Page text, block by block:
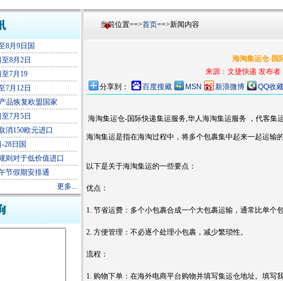
8月9日国
8月2日
至7月19
7月12日
品恢复欧盟国家
7月5日
消150欧元进口
28日国
则对于低价值进口
节假期安排通
更多...
当前位置==>首页==>新闻内容
海淘集运仓-国
来源：文捷快递 发布者
分享到：
百度搜藏 MSN 新浪微博 QQ收藏
海淘集运仓-国际快递集运服务,华人海淘集运服务 ，代客集
海淘集运是指在海淘过程中，将多个包裹集中起来一起运输的
以下是关于海淘集运的一些要点：
优点：
1. 节省运费：多个小包裹合成一个大包裹运输，通常比单个
2. 方便管理：不必逐个处理小包裹，减少繁琐性。
流程：
1. 购物下单：在海外电商平台购物并填写集运仓地址。填